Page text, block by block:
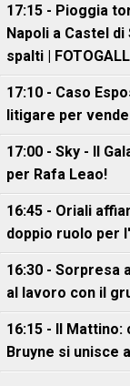
17:15 - Pioggia
Napoli a Castel
spalti |
17:10 - Caso
litigare per
17:00 - Sky - Il
per Rafa Leao!
16:45 - Oriali
doppio ruolo per
16:30 - Sorpresa
al lavoro con il
16:15 - Il Mattino:
Bruyne si unisce